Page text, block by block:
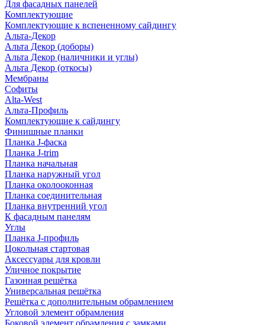
Для фасадных панелей
Комплектующие
Комплектующие к вспененному сайдингу
Альта-Декор
Альта Декор (доборы)
Альта Декор (наличники и углы)
Альта Декор (откосы)
Мембраны
Софиты
Alta-West
Альта-Профиль
Комплектующие к сайдингу
Финишные планки
Планка J-фаска
Планка J-trim
Планка начальная
Планка наружный угол
Планка околооконная
Планка соединительная
Планка внутренний угол
К фасадным панелям
Углы
Планка J-профиль
Цокольная стартовая
Аксессуары для кровли
Уличное покрытие
Газонная решётка
Универсальная решётка
Решётка с дополнительным обрамлением
Угловой элемент обрамления
Боковой элемент обрамления с замками